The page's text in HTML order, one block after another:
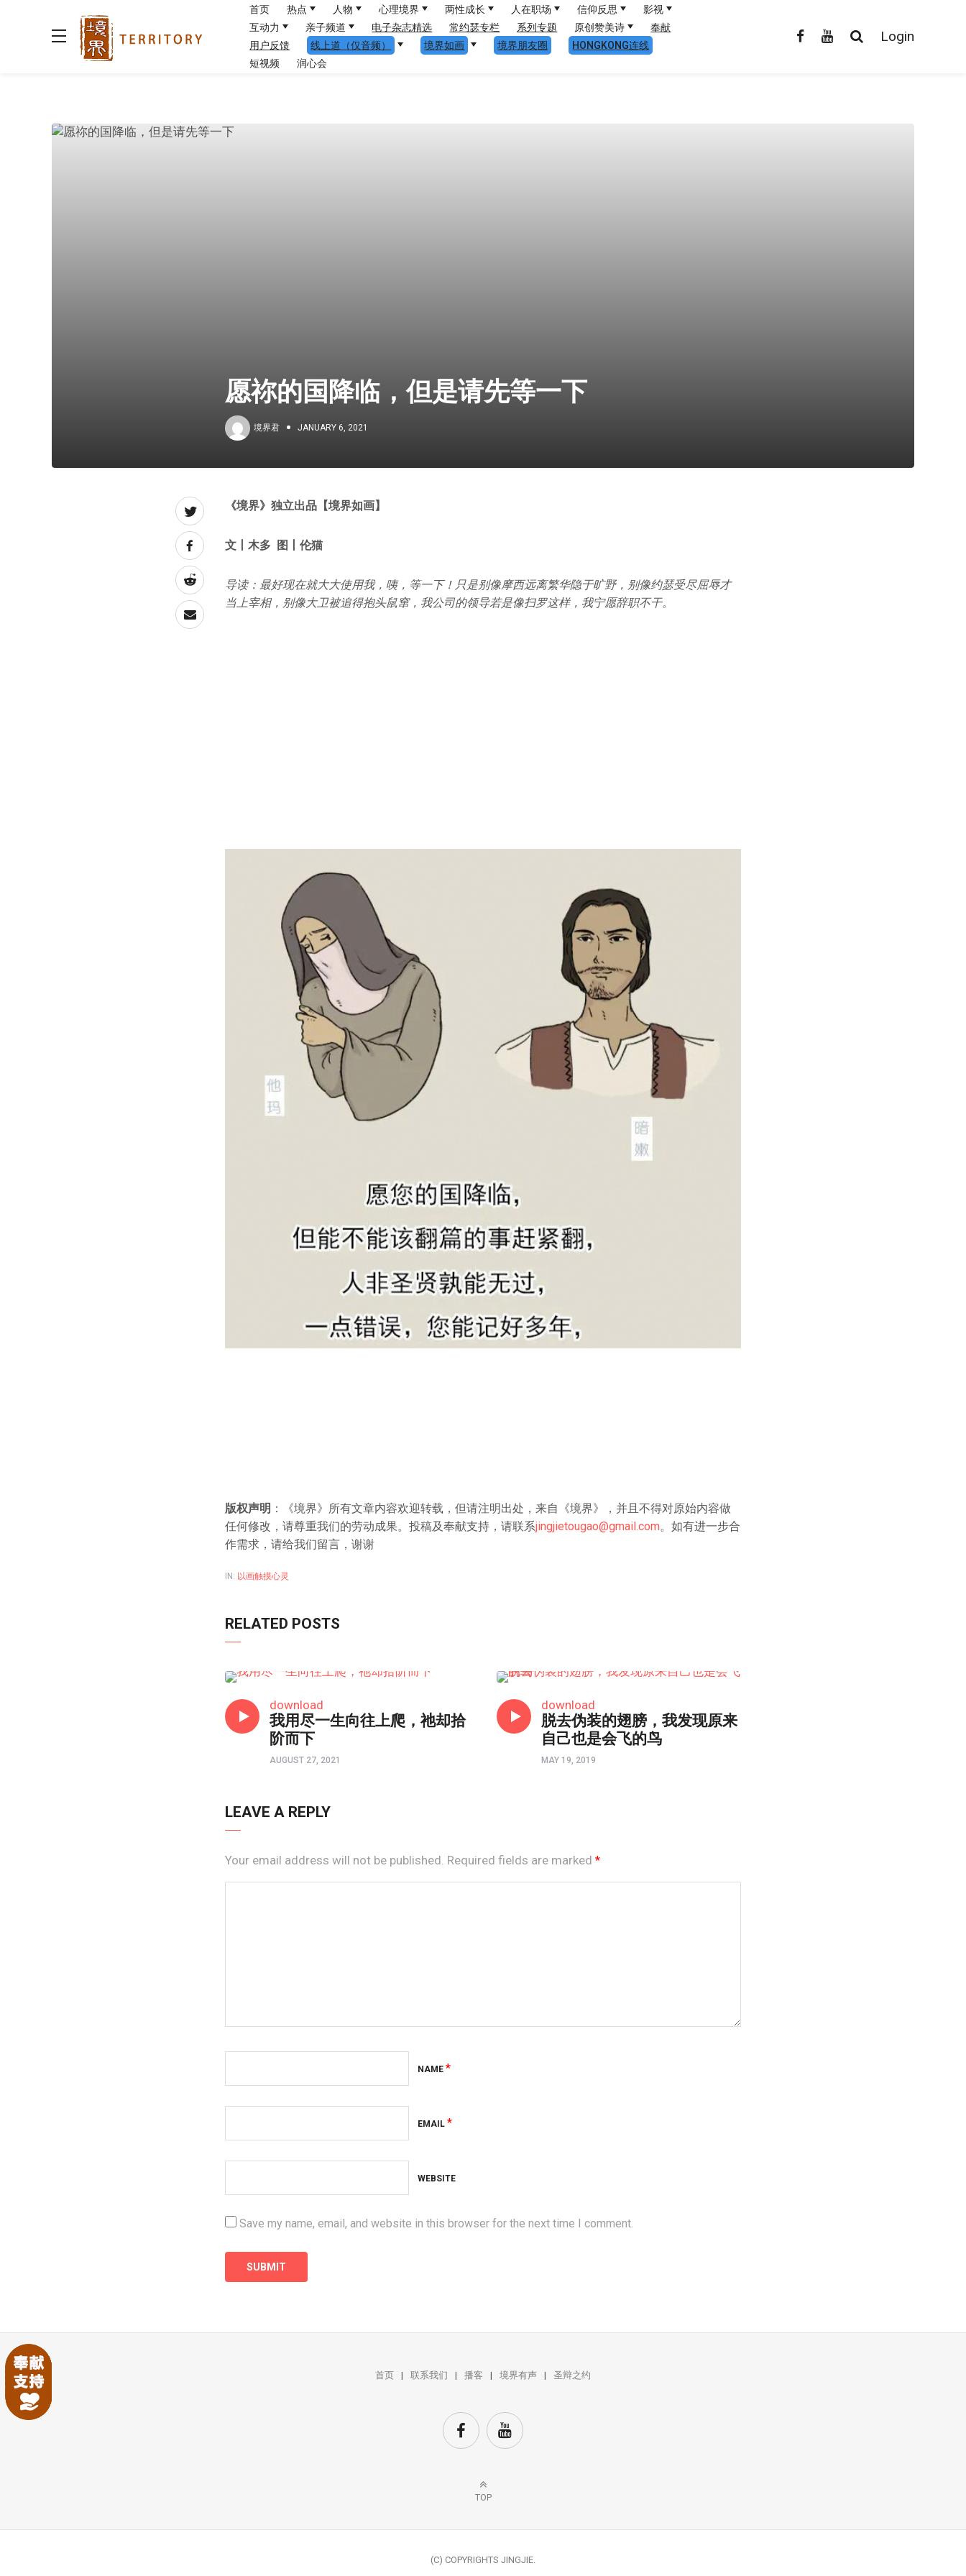
首页 热点 人物 心理境界 两性成长 人在职场 信仰反思
影视
互动力
亲子频道 电子杂志精选 常约瑟专栏 系列专题 原创赞美诗
奉献
用户反馈
线上道（仅音频） 境界如画 境界朋友圈
HONGKONG连线
短视频
润心会
Login
愿祢的国降临，但是请先等一下
境界君 JANUARY 6, 2021
《境界》独立出品【境界如画】
文丨 木多 图丨 伦猫
导读：最好现在就大大使用我，咦，等一下！只是别像摩西远离繁华隐于旷野，别像约瑟受尽屈辱才
当上宰相，别像大卫被追得抱头鼠窜，我公司的领导若是像扫罗这样，我宁愿辞职不干。
版权声明 ：《境界》所有文章内容欢迎转载，但请注明出处，来自《境界》，并且不得对原始内容做
任何修改，请尊重我们的劳动成果。投稿及奉献支持，请联系jingjietougao@gmail.com。如有进一步合
作需求，请给我们留言，谢谢
IN: 以画触摸心灵
RELATED POSTS
download
我用尽一生向往上爬，祂却拾
阶而下
AUGUST 27, 2021
download
脱去伪装的翅膀，我发现原来
自己也是会飞的鸟
MAY 19, 2019
LEAVE A REPLY
Your email address will not be published. Required fields are marked *
NAME*
EMAIL*
WEBSITE
Save my name, email, and website in this browser for the next time I comment.
首页 联系我们 播客 境界有声 圣辩之约
TOP
(C) COPYRIGHTS JINGJIE.